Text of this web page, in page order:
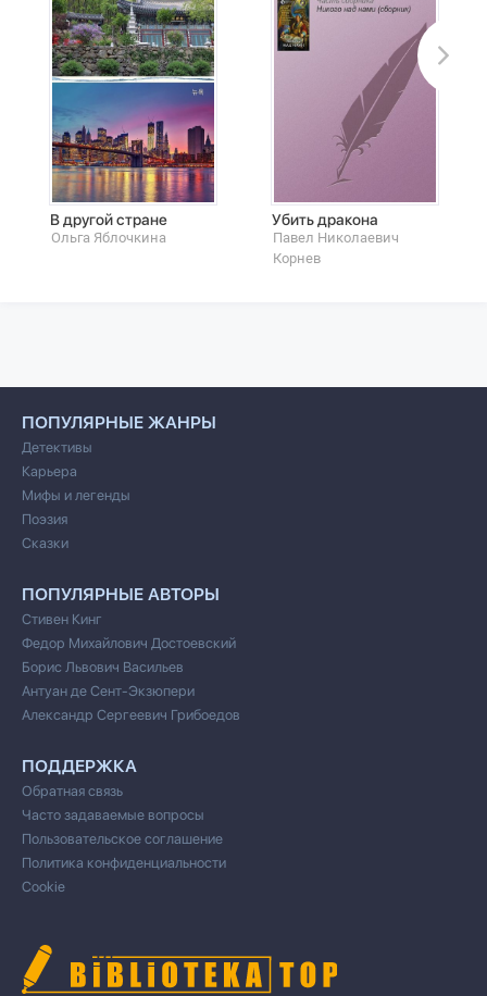
В другой стране
Ольга Яблочкина
Убить дракона
Павел Николаевич
Корнев
ПОПУЛЯРНЫЕ ЖАНРЫ
Детективы
Карьера
Мифы и легенды
Поэзия
Сказки
ПОПУЛЯРНЫЕ АВТОРЫ
Стивен Кинг
Федор Михайлович Достоевский
Борис Львович Васильев
Антуан де Сент-Экзюпери
Александр Сергеевич Грибоедов
ПОДДЕРЖКА
Обратная связь
Часто задаваемые вопросы
Пользовательское соглашение
Политика конфиденциальности
Cookie